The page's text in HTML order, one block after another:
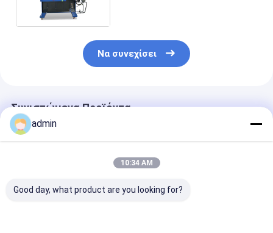
Να συνεχίσει
Συνιστώμενα Προϊόντα
admin
10:34 AM
Good day, what product are you looking for?